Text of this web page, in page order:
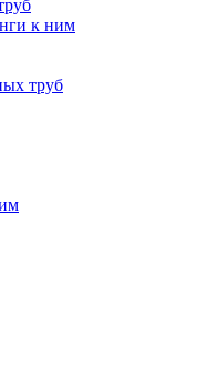
к ним
труб